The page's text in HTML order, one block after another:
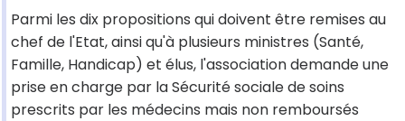
Parmi les dix propositions qui doivent être remises au
chef de l'Etat, ainsi qu'à plusieurs ministres (Santé,
Famille, Handicap) et élus, l'association demande une
prise en charge par la Sécurité sociale de soins
prescrits par les médecins mais non remboursés